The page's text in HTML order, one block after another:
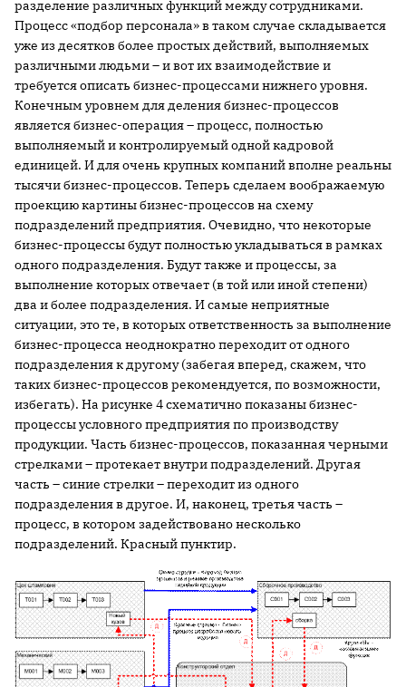
разделение различных функций между сотрудниками.
Процесс «подбор персонала» в таком случае складывается
уже из десятков более простых действий, выполняемых
различными людьми – и вот их взаимодействие и
требуется описать бизнес-процессами нижнего уровня.
Конечным уровнем для деления бизнес-процессов
является бизнес-операция – процесс, полностью
выполняемый и контролируемый одной кадровой
единицей. И для очень крупных компаний вполне реальны
тысячи бизнес-процессов. Теперь сделаем воображаемую
проекцию картины бизнес-процессов на схему
подразделений предприятия. Очевидно, что некоторые
бизнес-процессы будут полностью укладываться в рамках
одного подразделения. Будут также и процессы, за
выполнение которых отвечает (в той или иной степени)
два и более подразделения. И самые неприятные
ситуации, это те, в которых ответственность за выполнение
бизнес-процесса неоднократно переходит от одного
подразделения к другому (забегая вперед, скажем, что
таких бизнес-процессов рекомендуется, по возможности,
избегать). На рисунке 4 схематично показаны бизнес-
процессы условного предприятия по производству
продукции. Часть бизнес-процессов, показанная черными
стрелками – протекает внутри подразделений. Другая
часть – синие стрелки – переходит из одного
подразделения в другое. И, наконец, третья часть –
процесс, в котором задействовано несколько
подразделений. Красный пунктир.